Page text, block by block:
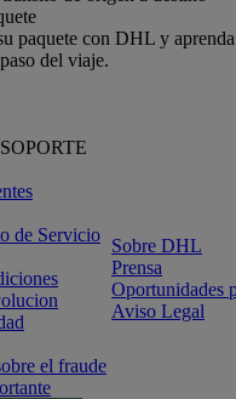
paquete con DHL y
del viaje.
de Servicio
el fraude
Sobre DHL
Prensa
Oportunidades
Aviso Legal